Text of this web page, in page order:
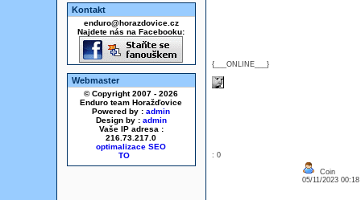
Kontakt
enduro@horazdovice.cz
Najdete nás na Facebooku:
Webmaster
© Copyright 2007 - 2026
Enduro team Horažďovice
Powered by : admin
Design by : admin
Vaše IP adresa :
216.73.217.0
optimalizace SEO
{___ONLINE___}
: 0
Coin
05/11/2023